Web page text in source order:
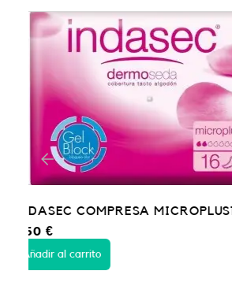
INDASEC DISCREET
4,99
Añadir al carrito